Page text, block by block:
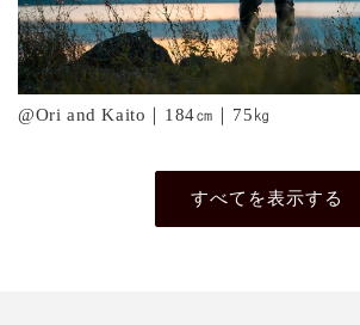
@Ori and Kaito｜184㎝｜75㎏
すべてを表示する